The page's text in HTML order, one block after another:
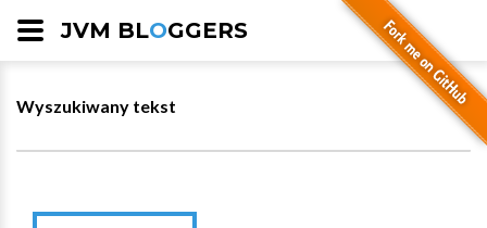
JVM BLOGGERS
Wyszukiwany tekst